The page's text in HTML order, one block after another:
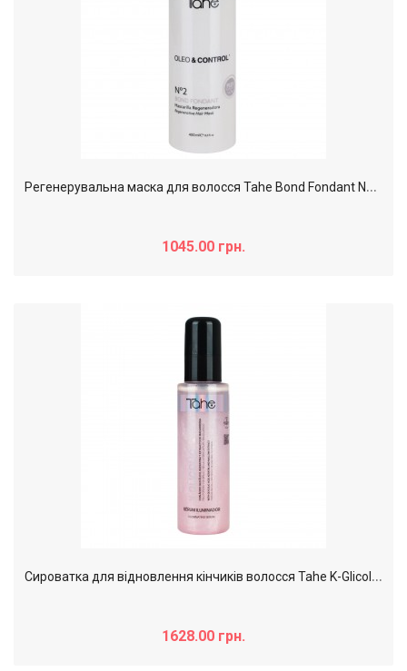
Р
егенерувальна маска для волосся Tahe Bond Fondant Nº2 Oleo & Control, 400 мл
1045.00 грн.
С
ироватка для відновлення кінчиків волосся Tahe K-Glicolic Illuminating Serum, 100 мл
1628.00 грн.